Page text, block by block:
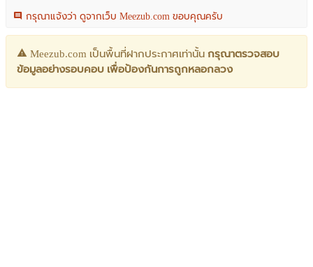
กรุณาแจ้งว่า ดูจากเว็บ Meezub.com ขอบคุณครับ
Meezub.com เป็นพื้นที่ฝากประกาศเท่านั้น กรุณาตรวจสอบ
ข้อมูลอย่างรอบคอบ เพื่อป้องกันการถูกหลอกลวง